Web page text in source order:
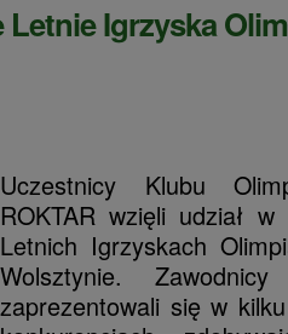
Letnie Igrzyska
Uczestnicy Klubu
ROKTAR wzięli udział
Letnich Igrzyskach
Wolsztynie.
zaprezentowali się w